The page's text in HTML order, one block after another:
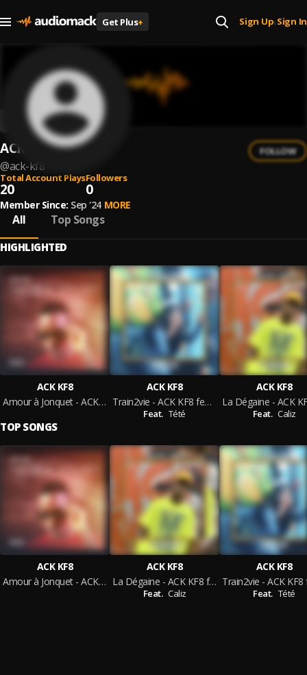
Get Plus+ Sign Up| Sign In
ACK KF8
@ack-kf8
FOLLOW
Total Account Plays
20
Followers
0
Member Since: Sep '24 MORE
All Top Songs
HIGHLIGHTED
ACK KF8
Amour à Jonquet - ACK KF8
ACK KF8
Train2vie - ACK KF8 feat Tété
Feat. Tété
ACK KF8
Feat. Caliz
TOP SONGS
ACK KF8
Amour à Jonquet - ACK KF8
ACK KF8
La Dégaine - ACK KF8 feat Caliz
Feat. Caliz
ACK KF8
Feat. Tété